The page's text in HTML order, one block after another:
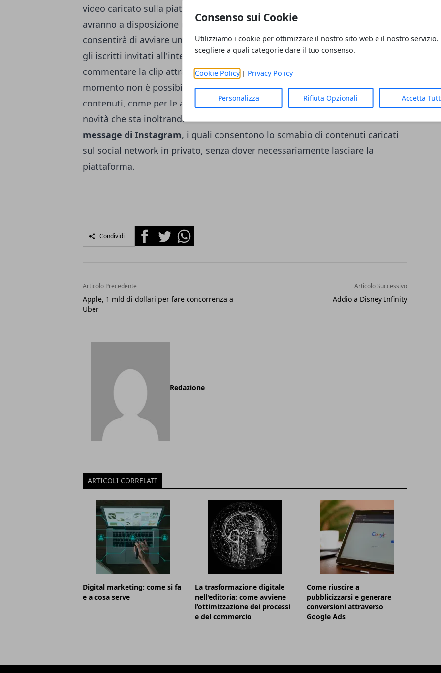
Consenso sui Cookie
Utilizziamo i cookie per ottimizzare il nostro sito web e il nostro servizio.
scegliere a quali categorie dare il tuo consenso.
Cookie Policy| Privacy Policy
Personalizza Rifiuta Opzionali Accetta
video caricato sulla piattaforma del social dall'app per smartphone e tablet
avranno a disposizione un
nuovo pulsante per la condivisione
consentirà di avviare una conversazione con altri utenti iscritti al sito. Tutti
gli iscritti invitati all'interno della conversazione potranno quindi
commentare la clip attraverso messaggi di testo, emoticon o link. Per il
momento non è possibile inviare immagini, messaggi vocali o altri
contenuti, come per le altre applicazioni di chat, ad esempio WhatsApp. La
novità che sta inoltrando YouTube è in effetti molto simile aidirect
message di Instagram, i quali consentono lo scmabio di contenuti caricati
sul social network in privato, senza dover necessariamente lasciare la
piattaforma.
Condividi FacebookTwitterWhatsapp
Articolo Precedente
Apple, 1 mld di dollari per fare concorrenza a
Uber
Articolo Successivo
Addio a Disney Infinity
Redazione
ARTICOLI CORRELATI
Digital marketing: come si fa
e a cosa serve
La trasformazione digitale
nell'editoria: come avviene
l’ottimizzazione dei processi
e del commercio
Come riuscire a
pubblicizzarsi e generare
conversioni attraverso
Google Ads